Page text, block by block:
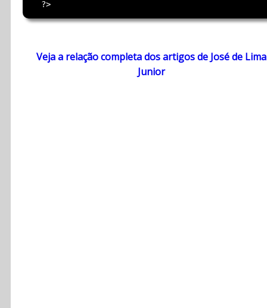
Veja a relação completa dos artigos de José de Lima
Junior